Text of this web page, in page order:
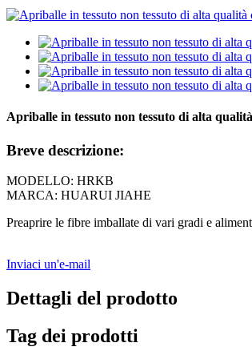
Apriballe in tessuto non tessuto di alta
Breve descrizione:
MODELLO: HRKB
MARCA: HUARUI JIAHE
Preaprire le fibre imballate di vari gradi e
Inviaci un'e-mail
Dettagli del prodotto
Tag dei prodotti